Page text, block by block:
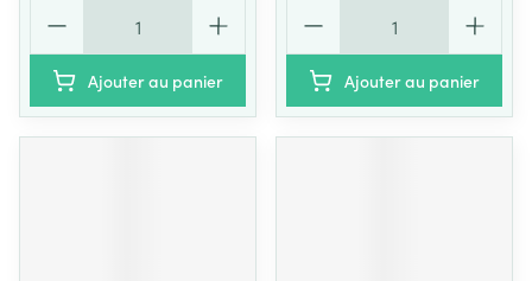
Ajouter au panier Ajouter au panier